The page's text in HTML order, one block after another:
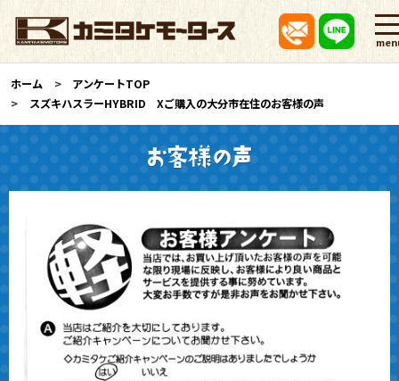
ホーム
アンケートTOP
スズキハスラーHYBRID Xご購入の大分市在住のお客様の声